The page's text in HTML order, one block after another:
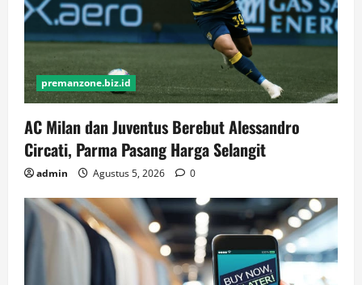
premanzone.biz.id
AC Milan dan Juventus Berebut Alessandro
Circati, Parma Pasang Harga Selangit
admin Agustus 5, 2026 0